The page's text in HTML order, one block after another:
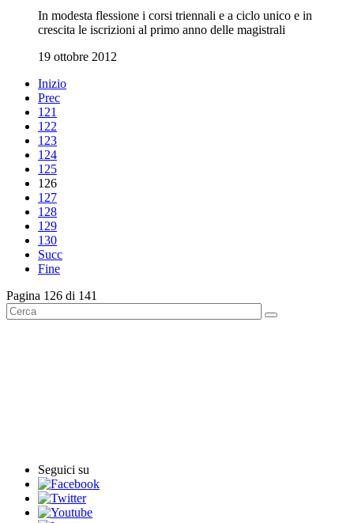
In modesta flessione i corsi triennali e a ciclo unico e in
crescita le iscrizioni al primo anno delle magistrali
19 ottobre 2012
Inizio
Prec
121
122
123
124
125
126
127
128
129
130
Succ
Fine
Pagina 126 di 141
Seguici su